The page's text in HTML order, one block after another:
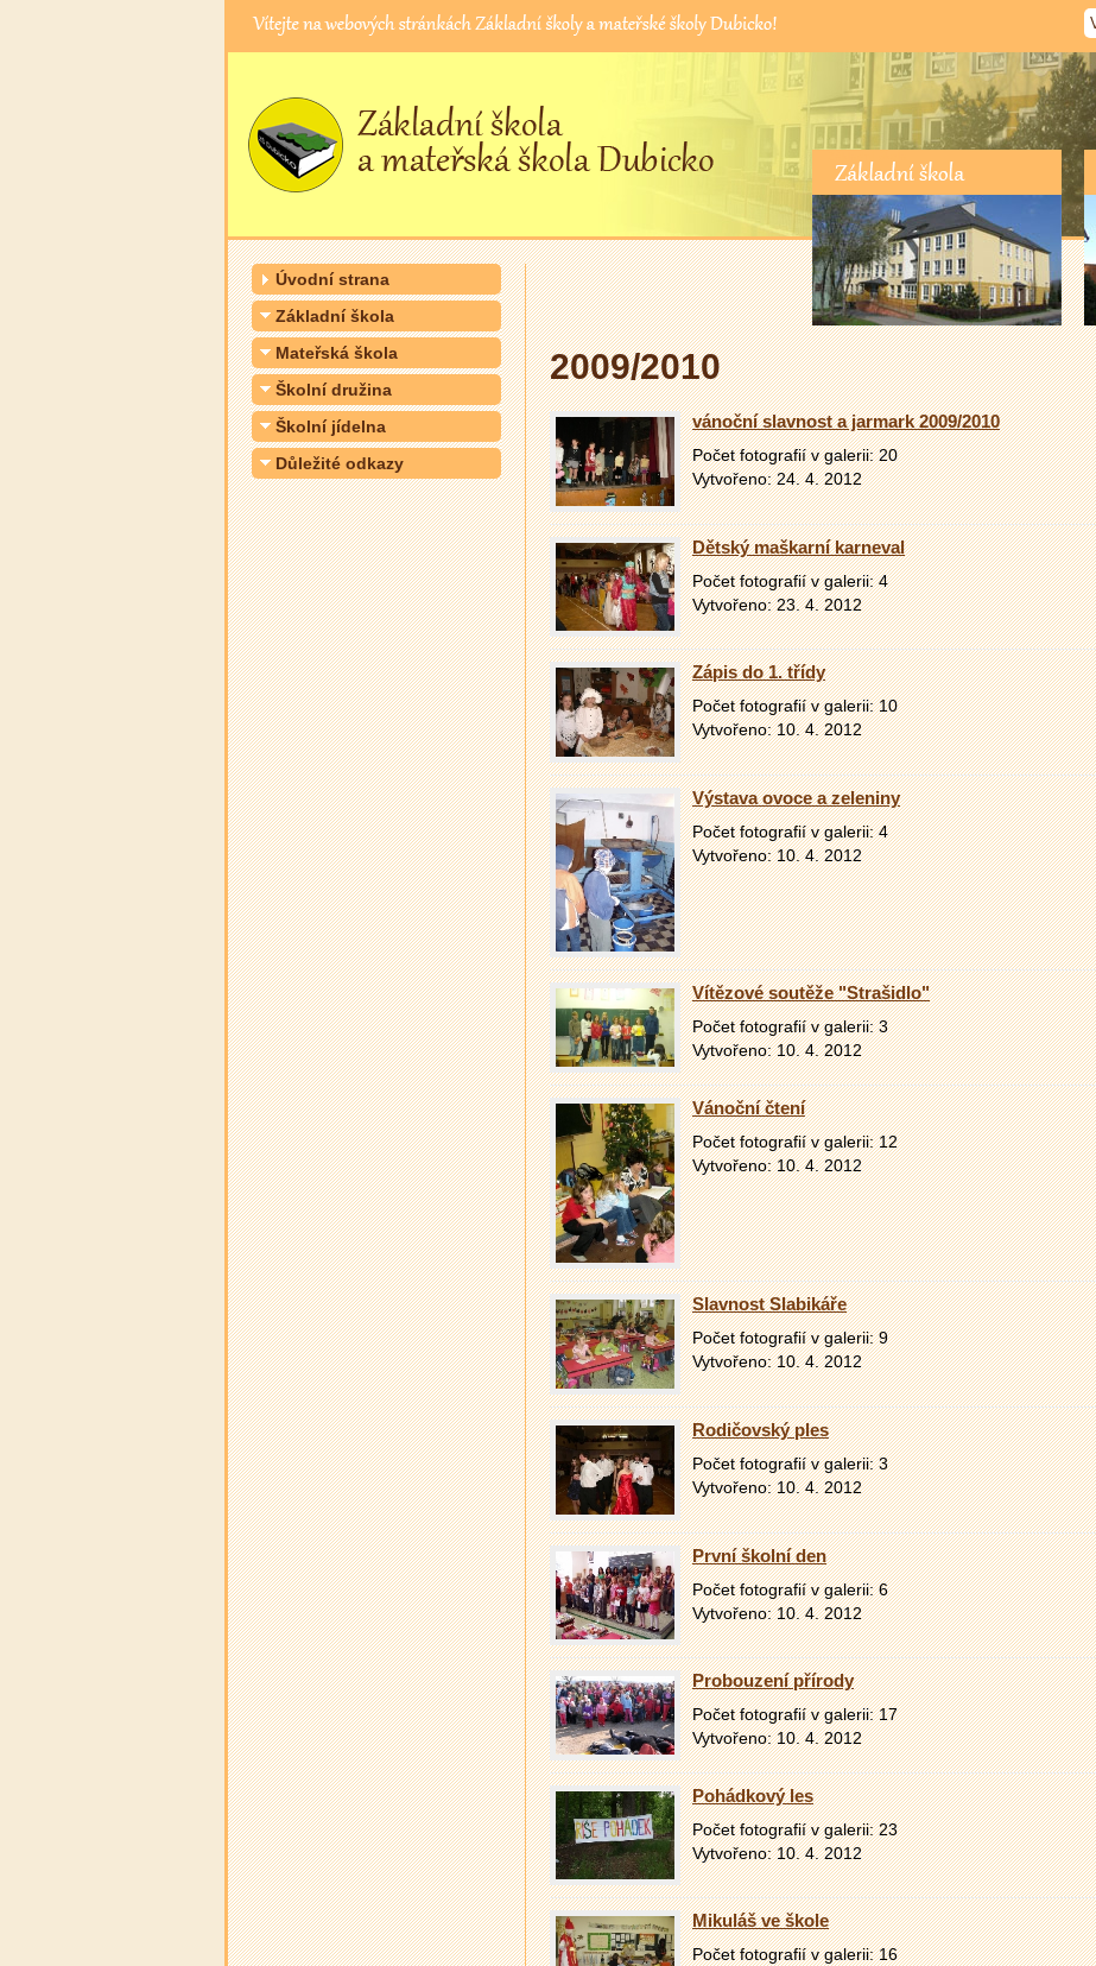
Úvodní strana
Základní škola
Mateřská škola
Školní družina
Školní jídelna
Důležité odkazy
2009/2010
vánoční slavnost a jarmark 2009/2010
Počet fotografií v galerii: 20
Vytvořeno: 24. 4. 2012
Dětský maškarní karneval
Počet fotografií v galerii: 4
Vytvořeno: 23. 4. 2012
Zápis do 1. třídy
Počet fotografií v galerii: 10
Vytvořeno: 10. 4. 2012
Výstava ovoce a zeleniny
Počet fotografií v galerii: 4
Vytvořeno: 10. 4. 2012
Vítězové soutěže "Strašidlo"
Počet fotografií v galerii: 3
Vytvořeno: 10. 4. 2012
Vánoční čtení
Počet fotografií v galerii: 12
Vytvořeno: 10. 4. 2012
Slavnost Slabikáře
Počet fotografií v galerii: 9
Vytvořeno: 10. 4. 2012
Rodičovský ples
Počet fotografií v galerii: 3
Vytvořeno: 10. 4. 2012
První školní den
Počet fotografií v galerii: 6
Vytvořeno: 10. 4. 2012
Probouzení přírody
Počet fotografií v galerii: 17
Vytvořeno: 10. 4. 2012
Pohádkový les
Počet fotografií v galerii: 23
Vytvořeno: 10. 4. 2012
Mikuláš ve škole
Počet fotografií v galerii: 16